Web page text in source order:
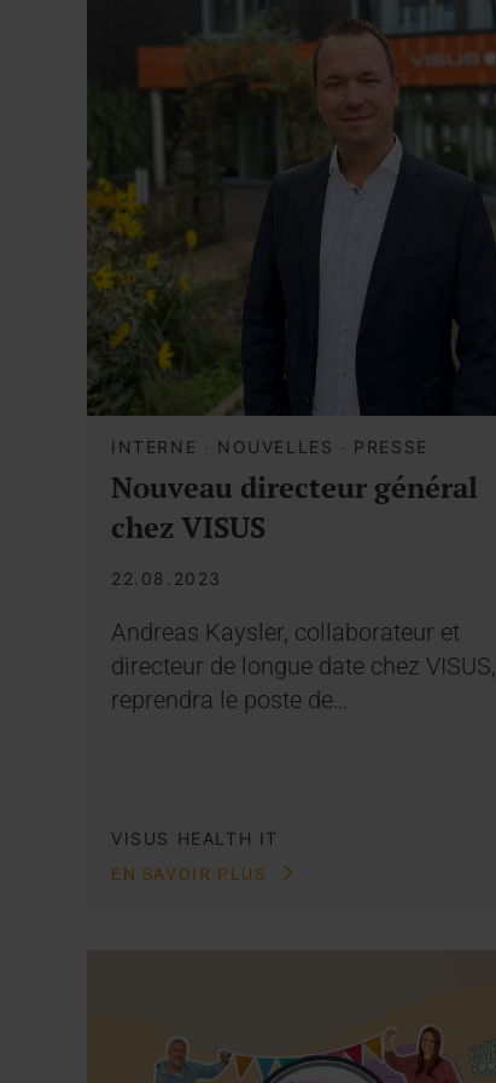
INTERNE · NOUVELLES · PRESSE
Nouveau directeur général
chez VISUS
22.08.2023
Andreas Kaysler, collaborateur et
directeur de longue date chez VISUS,
reprendra le poste de…
VISUS HEALTH IT
EN SAVOIR PLUS